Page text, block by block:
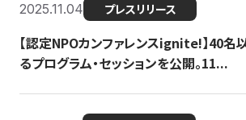
2025.11.04 プレスリリース
【認定NPOカンファレンスignite!】40名
るプログラム・セッションを公開。11...